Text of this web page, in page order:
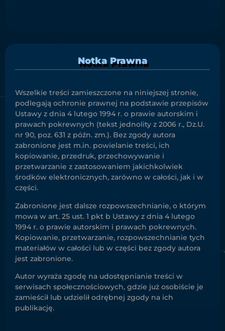
Notka Prawna
Wszelkie treści zamieszczone na niniejszej stronie,
podlegają ochronie prawnej na podstawie przepisów
Ustawy z dnia 4 lutego 1994 r. o prawie autorskim i
prawach pokrewnych (tekst jednolity z 2006 r., Dz.U.
nr 90, poz. 631 z późn. zm.). Bez zgody autora
zabronione jest m.in. powielanie treści, ich
kopiowanie, przedruk, przechowywanie i
przetwarzanie z zastosowaniem jakichkolwiek
środków elektronicznych, zarówno w całości, jak i w
części.
Zabronione jest dalsze rozpowszechnianie, o którym
mowa w art. 25 ust. 1 pkt b Ustawy z dnia 4 lutego
1994 r. o prawie autorskim i prawach pokrewnych.
Kopiowanie, przetwarzanie, rozpowszechnianie tych
materiałów w całości lub w części bez zgody autora
jest zabronione.
Autor wyraża zgodę na udostępnianie treści w
serwisach społecznościowych, gdzie już osobiście je
zamieścił lub udzielił odrębnej zgody na ich
publikację.